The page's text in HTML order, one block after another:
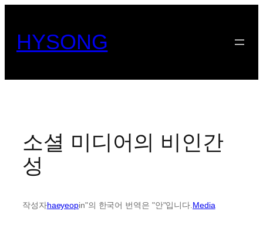
HYSONG
소셜 미디어의 비인간
성
작성자haeyeopin"의 한국어 번역은 "안"입니다.Media